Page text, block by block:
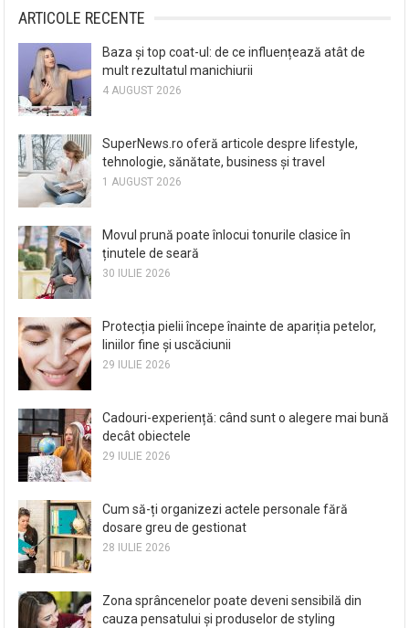
ARTICOLE RECENTE
Baza și top coat-ul: de ce influențează atât de
mult rezultatul manichiurii
4 AUGUST 2026
SuperNews.ro oferă articole despre lifestyle,
tehnologie, sănătate, business și travel
1 AUGUST 2026
Movul prună poate înlocui tonurile clasice în
ținutele de seară
30 IULIE 2026
Protecția pielii începe înainte de apariția petelor,
liniilor fine și uscăciunii
29 IULIE 2026
Cadouri-experiență: când sunt o alegere mai bună
decât obiectele
29 IULIE 2026
Cum să-ți organizezi actele personale fără
dosare greu de gestionat
28 IULIE 2026
Zona sprâncenelor poate deveni sensibilă din
cauza pensatului și produselor de styling